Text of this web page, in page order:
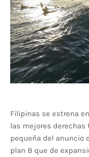
Filipinas se estrena
las mejores derechas
pequeña del anuncio
plan B que de